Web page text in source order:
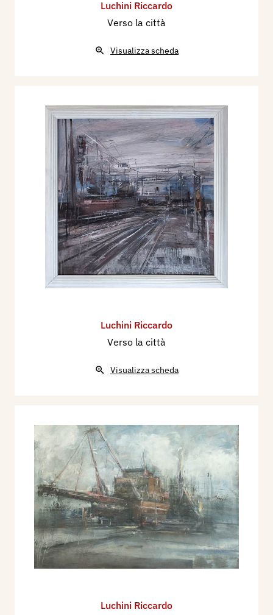
Luchini Riccardo
Verso la città
Visualizza scheda
Luchini Riccardo
Verso la città
Visualizza scheda
Luchini Riccardo